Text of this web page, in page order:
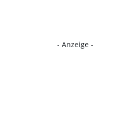
- Anzeige -